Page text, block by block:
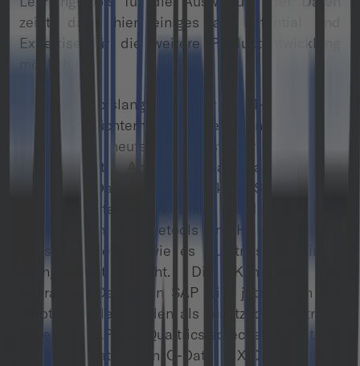
zeigt, dass hier einiges an Potential und
Expertise für die weitere Produktentwicklung
möglich ist.
SAP legte bislang in seiner CRM-Sparte den
Fokus auf nüchterne operative Daten. Jedoch hat
SAP schon heute ein Customer Experience
Management Angebot, das auf diesen
operativen Daten basiert. So kann SAP aus den
Geschäftsdaten und Metriken aus dem CRM mit
den eigenen Analysetools um HANA ähnliche
Aussagen treffen, wie es Qualtrics in seinem
Kerngeschäft macht. Die Kompetenz in
operativen Daten von SAP wird jetzt durch die
Emotionen der Kunden als zusätzliches Attribut
erweitert. SAP und Qualtrics sprechen selbst von
der Kombination von O-Data & X-Data für eine